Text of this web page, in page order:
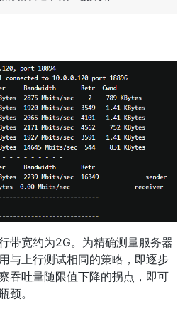
带宽约为2G。为精确测量服务器
与上行测试相同的策略，即逐步
吞吐量随限值下降的拐点，即可
颈。